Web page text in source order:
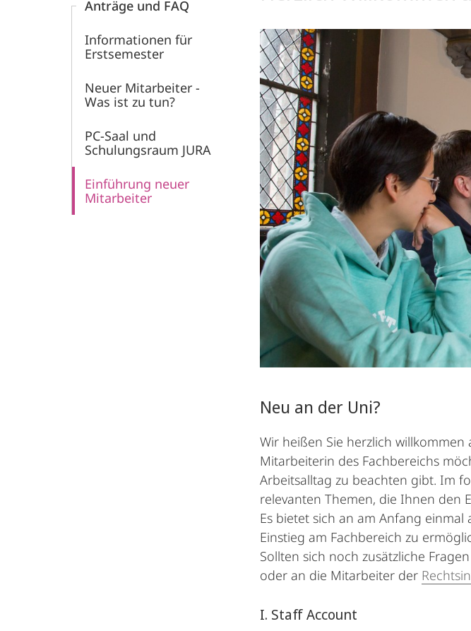
Anträge und FAQ
Informationen für
Erstsemester
Neuer Mitarbeiter -
Was ist zu tun?
PC-Saal und
Schulungsraum JURA
Einführung neuer
Mitarbeiter
Neu an der Uni?
Wir heißen Sie herzlich
Mitarbeiterin des Fachbereichs
Arbeitsalltag zu beachten gibt. Im
relevanten Themen, die Ihnen den
Es bietet sich an am Anfang
Einstieg am Fachbereich zu
Sollten sich noch zusätzliche
oder an die Mitarbeiter der
I. Staff Account